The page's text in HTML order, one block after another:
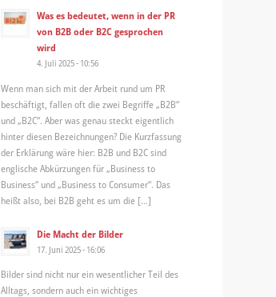
Was es bedeutet, wenn in der PR
von B2B oder B2C gesprochen
wird
4. Juli 2025 - 10:56
Wenn man sich mit der Arbeit rund um PR
beschäftigt, fallen oft die zwei Begriffe „B2B“
und „B2C“. Aber was genau steckt eigentlich
hinter diesen Bezeichnungen? Die Kurzfassung
der Erklärung wäre hier: B2B und B2C sind
englische Abkürzungen für „Business to
Business“ und „Business to Consumer“. Das
heißt also, bei B2B geht es um die […]
Die Macht der Bilder
17. Juni 2025 - 16:06
Bilder sind nicht nur ein wesentlicher Teil des
Alltags, sondern auch ein wichtiges